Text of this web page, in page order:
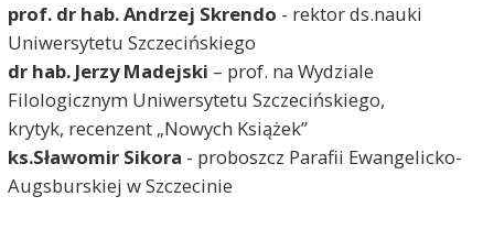
prof. dr hab. Andrzej Skrendo - rektor ds.nauki
Uniwersytetu Szczecińskiego
dr hab. Jerzy Madejski – prof. na Wydziale
Filologicznym Uniwersytetu Szczecińskiego,
krytyk, recenzent „Nowych Książek”
ks.Sławomir Sikora - proboszcz Parafii Ewangelicko-
Augsburskiej w Szczecinie